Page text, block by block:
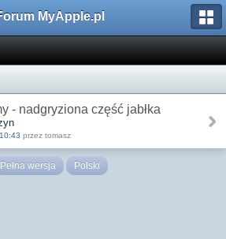
MyApple.pl
- nadgryziona część jabłka
przez tomasz
Pełna wersja Polski